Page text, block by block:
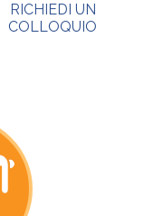
RICHIEDI UN
COLLOQUIO